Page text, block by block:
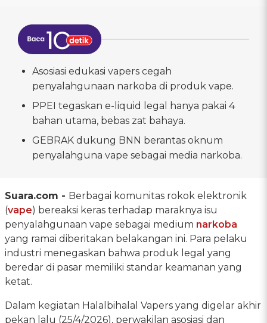
Asosiasi edukasi vapers cegah
penyalahgunaan narkoba di produk vape.
PPEI tegaskan e-liquid legal hanya pakai 4
bahan utama, bebas zat bahaya.
GEBRAK dukung BNN berantas oknum
penyalahguna vape sebagai media narkoba.
Suara.com - Berbagai komunitas rokok elektronik
(vape) bereaksi keras terhadap maraknya isu
penyalahgunaan vape sebagai medium narkoba
yang ramai diberitakan belakangan ini. Para pelaku
industri menegaskan bahwa produk legal yang
beredar di pasar memiliki standar keamanan yang
ketat.
Dalam kegiatan Halalbihalal Vapers yang digelar akhir
pekan lalu (25/4/2026), perwakilan asosiasi dan